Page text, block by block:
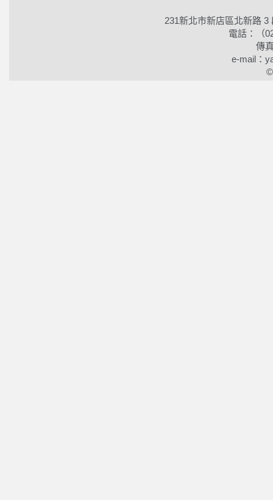
231新北市新店區北新路
電話：（
傳
e-mail：